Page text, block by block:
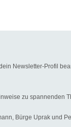
Newsletter-Profil
zu spannenden
Bürge Uprak und